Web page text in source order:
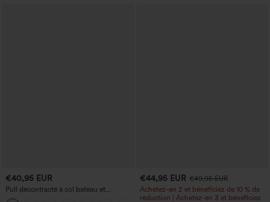
€40,95 EUR
Pull décontracté à col bateau et
manches chauve-souris
€44,95 EUR €49,95 EUR
Achetez-en 2 et bénéficiez de 10 % de
réduction | Achetez-en 3 et bénéficiez